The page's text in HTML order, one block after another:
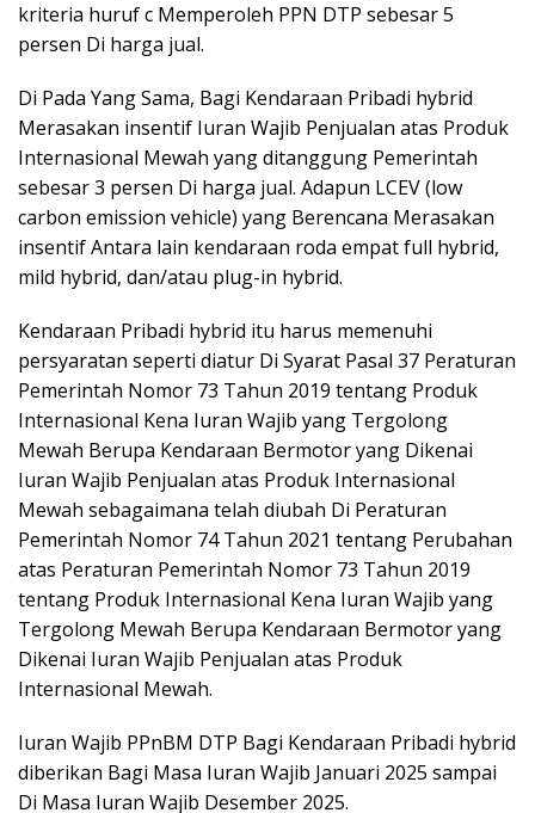
kriteria huruf c Memperoleh PPN DTP sebesar 5
persen Di harga jual.
Di Pada Yang Sama, Bagi Kendaraan Pribadi hybrid
Merasakan insentif Iuran Wajib Penjualan atas Produk
Internasional Mewah yang ditanggung Pemerintah
sebesar 3 persen Di harga jual. Adapun LCEV (low
carbon emission vehicle) yang Berencana Merasakan
insentif Antara lain kendaraan roda empat full hybrid,
mild hybrid, dan/atau plug-in hybrid.
Kendaraan Pribadi hybrid itu harus memenuhi
persyaratan seperti diatur Di Syarat Pasal 37 Peraturan
Pemerintah Nomor 73 Tahun 2019 tentang Produk
Internasional Kena Iuran Wajib yang Tergolong
Mewah Berupa Kendaraan Bermotor yang Dikenai
Iuran Wajib Penjualan atas Produk Internasional
Mewah sebagaimana telah diubah Di Peraturan
Pemerintah Nomor 74 Tahun 2021 tentang Perubahan
atas Peraturan Pemerintah Nomor 73 Tahun 2019
tentang Produk Internasional Kena Iuran Wajib yang
Tergolong Mewah Berupa Kendaraan Bermotor yang
Dikenai Iuran Wajib Penjualan atas Produk
Internasional Mewah.
Iuran Wajib PPnBM DTP Bagi Kendaraan Pribadi hybrid
diberikan Bagi Masa Iuran Wajib Januari 2025 sampai
Di Masa Iuran Wajib Desember 2025.